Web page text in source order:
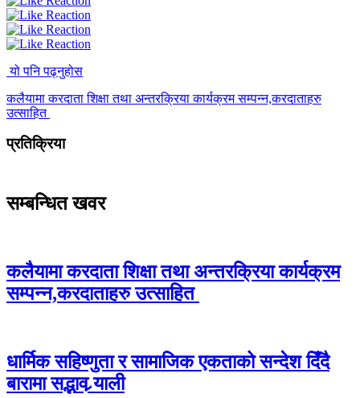
यो पनि पढ्नुहोस
कलैयामा करदाता शिक्षा तथा अन्तरक्रिया कार्यक्रम सम्पन्न,करदाताहरु
उत्साहित
प्रतिक्रिया
सम्बन्धित खवर
कलैयामा करदाता शिक्षा तथा अन्तरक्रिया कार्यक्रम
सम्पन्न,करदाताहरु उत्साहित
धार्मिक सहिष्णुता र सामाजिक एकताको सन्देश दिँदै
बारामा सद्भाव र्‍याली